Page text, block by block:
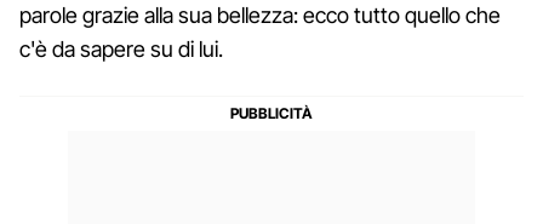
parole grazie alla sua bellezza: ecco tutto quello che
c'è da sapere su di lui.